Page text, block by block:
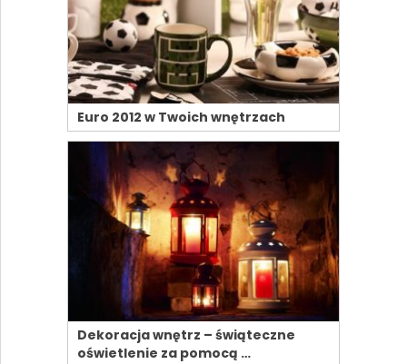
Euro 2012 w Twoich wnętrzach
Dekoracja wnętrz – świąteczne
oświetlenie za pomocą …